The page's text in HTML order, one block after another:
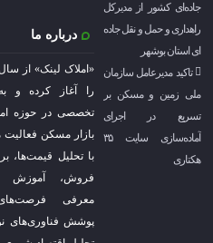
جاده‌ای کشور از مدیرکل
راهداری و حمل و نقل جاده
ای استان بوشهر
تاکید مدیرعامل سازمان
ملی زمین و مسکن بر
تسریع در اجرای
آماده‌سازی سایت ۳۵
هکتاری
درباره ما
را آغاز کرده و
تخصصی در حوزه
بازار مسکن فعالیت
با تحلیل قیمت‌ها،
فروش، آموزش
معرفی فرصت‌های
پوشش فناوری‌های